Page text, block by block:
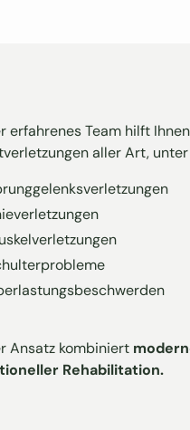
erfahrenes Team hilft
aller Art,
Ansatz kombiniert
Rehabilitation.